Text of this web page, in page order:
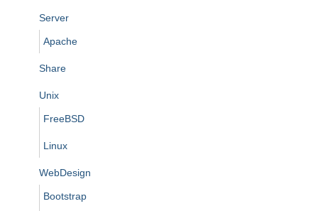
Server
Apache
Share
Unix
FreeBSD
Linux
WebDesign
Bootstrap